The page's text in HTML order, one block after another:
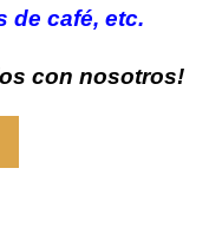
de café, etc.
con nosotros!